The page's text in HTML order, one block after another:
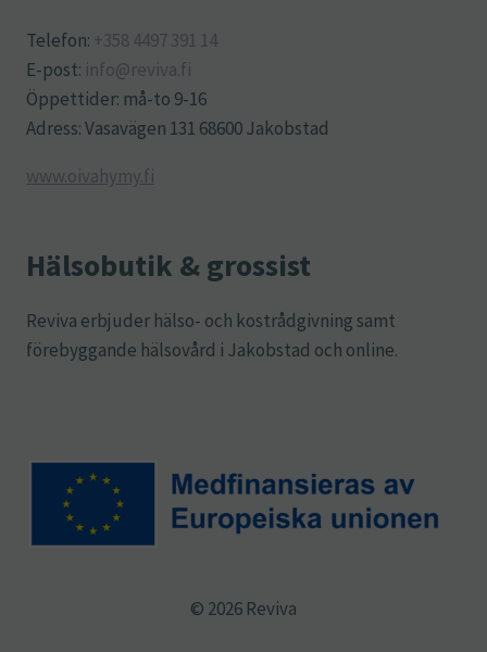
Telefon: +358 4497 391 14
E-post: info@reviva.fi
Öppettider: må-to 9-16
Adress: Vasavägen 131 68600 Jakobstad
www.oivahymy.fi
Hälsobutik & grossist
Reviva erbjuder hälso- och kostrådgivning samt
förebyggande hälsovård i Jakobstad och online.
© 2026 Reviva